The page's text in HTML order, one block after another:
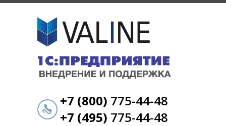
+7 (800) 775-44-48
+7 (495) 775-44-48